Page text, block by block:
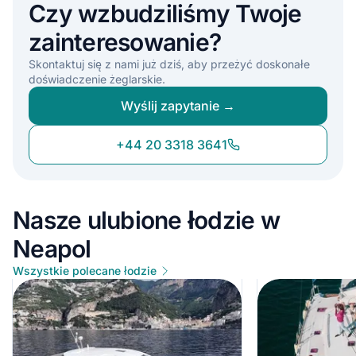
Czy wzbudziliśmy Twoje
zainteresowanie?
Skontaktuj się z nami już dziś, aby przeżyć doskonałe
doświadczenie żeglarskie.
Wyślij zapytanie →
+44 20 3318 3641
Nasze ulubione łodzie w
Neapol
Wszystkie polecane łodzie